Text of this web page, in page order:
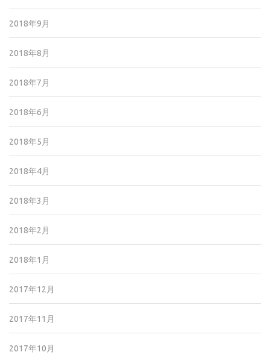
2018年9月
2018年8月
2018年7月
2018年6月
2018年5月
2018年4月
2018年3月
2018年2月
2018年1月
2017年12月
2017年11月
2017年10月